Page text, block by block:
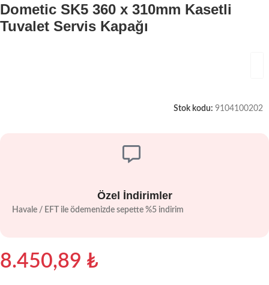
Dometic SK5 360 x 310mm Kasetli
Tuvalet Servis Kapağı
Stok kodu: 9104100202
Özel İndirimler
Havale / EFT ile ödemenizde sepette %5 indirim
8.450,89 ₺